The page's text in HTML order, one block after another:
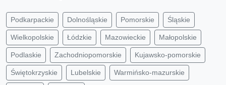
Podkarpackie Dolnośląskie Pomorskie Śląskie
Wielkopolskie Łódzkie Mazowieckie Małopolskie
Podlaskie Zachodniopomorskie Kujawsko-pomorskie
Świętokrzyskie Lubelskie Warmińsko-mazurskie